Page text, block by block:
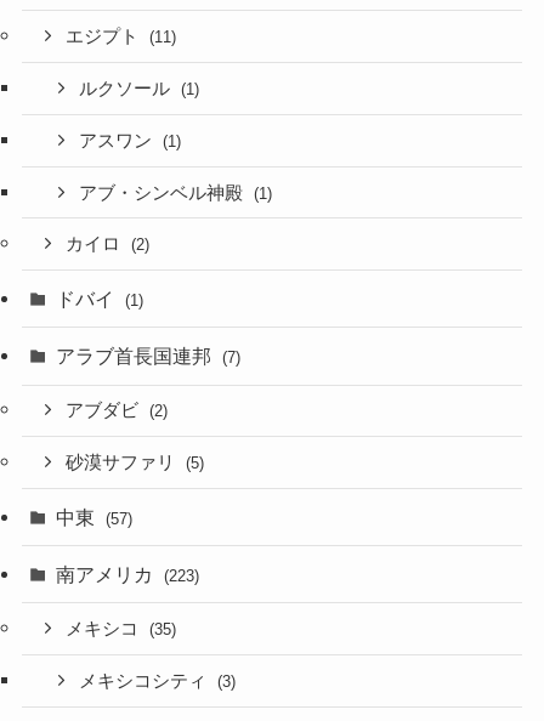
エジプト (11)
ルクソール (1)
アスワン (1)
アブ・シンベル神殿 (1)
カイロ (2)
ドバイ (1)
アラブ首長国連邦 (7)
アブダビ (2)
砂漠サファリ (5)
中東 (57)
南アメリカ (223)
メキシコ (35)
メキシコシティ (3)